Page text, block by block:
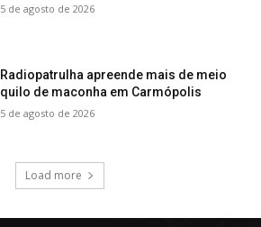
5 de agosto de 2026
Radiopatrulha apreende mais de meio
quilo de maconha em Carmópolis
5 de agosto de 2026
Load more